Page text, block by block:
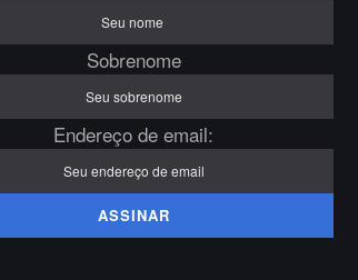
Sobrenome
Endereço de email: